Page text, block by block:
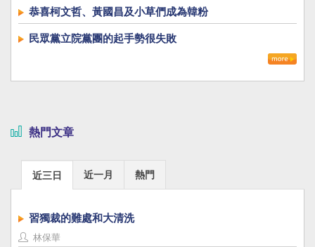
恭喜柯文哲、黃國昌及小草們成為韓粉
民眾黨立院黨團的起手勢很失敗
熱門文章
近三日 近一月 熱門
習獨裁的難處和大清洗
林保華